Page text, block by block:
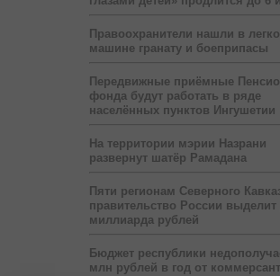
Правоохранители нашли в
машине гранату и боеприпасы
Передвижные приёмные
фонда будут работать в ряде
населённых пунктов Ингушетии
На территории мэрии Назрани
развернут шатёр Рамадана
Пяти регионам Северного
правительство России выделит
миллиарда рублей
Бюджет республики
млн рублей в год от